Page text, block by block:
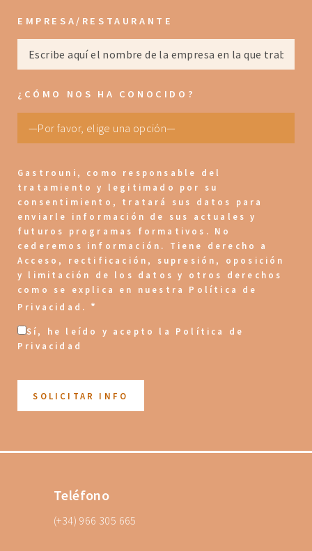
EMPRESA/RESTAURANTE
¿CÓMO NOS HA CONOCIDO?
Gastrouni , como responsable del
tratamiento y legitimado por su
consentimiento, tratará sus datos para
enviarle información de sus actuales y
futuros programas formativos. No
cederemos información. Tiene derecho a
Acceso, rectificación, supresión, oposición
y limitación de los datos y otros derechos
como se explica en nuestra Política de
Privacidad . *
Sí, he leído y acepto la Política de
Privacidad
Teléfono
(+34) 966 305 665